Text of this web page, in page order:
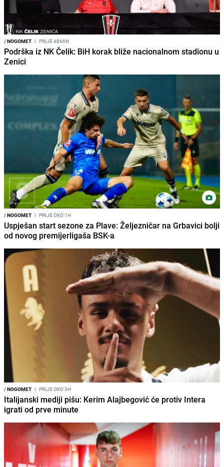
/NOGOMET I PRIJE 48MIN
Podrška iz NK Čelik: BiH korak bliže nacionalnom stadionu u
Zenici
/NOGOMET I PRIJE OKO 1H
Uspješan start sezone za Plave: Željezničar na Grbavici bolji
od novog premijerligaša BSK-a
/NOGOMET I PRIJE OKO 3H
Italijanski mediji pišu: Kerim Alajbegović će protiv Intera
igrati od prve minute